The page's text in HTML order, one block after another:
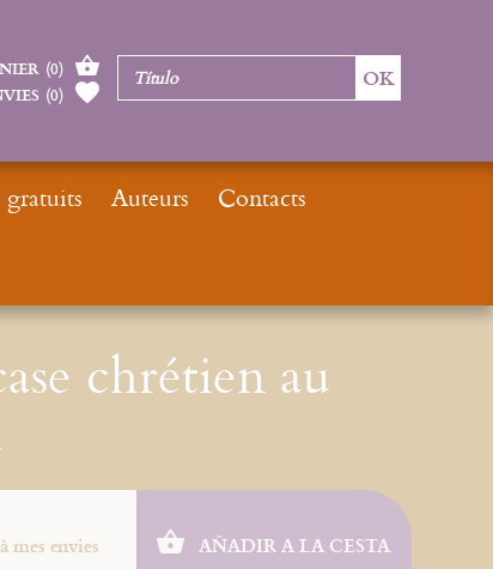
chrétien au
mes envies AÑADIR A LA CESTA
(0)
(0)
Auteurs
Contacts